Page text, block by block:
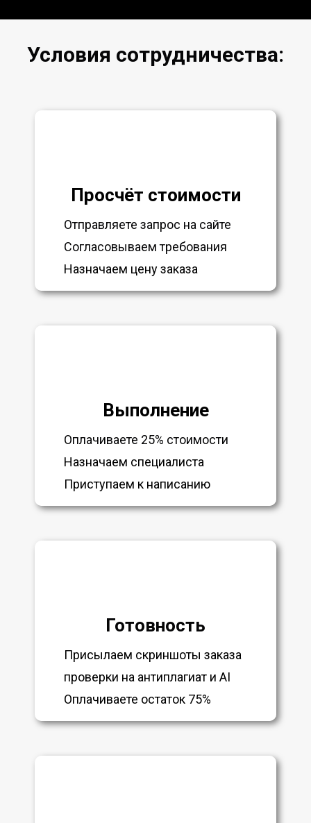
Условия сотрудничества:
Просчёт стоимости
Отправляете запрос на сайте
Согласовываем требования
Назначаем цену заказа
Выполнение
Оплачиваете 25% стоимости
Назначаем специалиста
Приступаем к написанию
Готовность
Присылаем скриншоты заказа
проверки на антиплагиат и AI
Оплачиваете остаток 75%